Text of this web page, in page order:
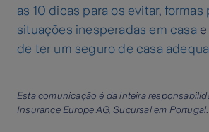
as 10 dicas para os evitar, formas
situações inesperadas em casa
de ter um seguro de casa
Esta comunicação é da inteira
Insurance Europe AG, Sucursal em Portugal.